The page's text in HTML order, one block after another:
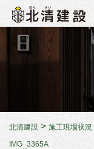
北清建設 > 施工現場状況
IMG_3365A